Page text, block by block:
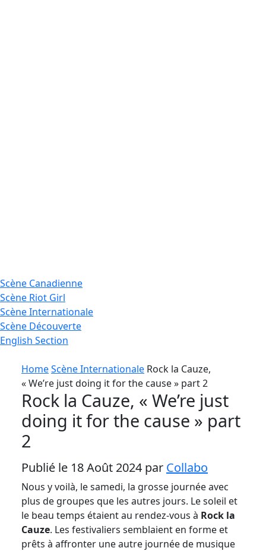
Scène Canadienne
Scène Riot Girl
ScèneInternationale
Scène Découverte
English Section
HomeScène Internationale Rock la Cauze,
« We’re just doing it for the cause » part 2
Rock la Cauze, « We’re just
doing it for the cause » part
2
Publié le 18 Août 2024 par Collabo
Nous y voilà, le samedi, la grosse journée avec
plus de groupes que les autres jours. Le soleil et
le beau temps étaient au rendez-vous à Rock la
Cauze. Les festivaliers semblaient en forme et
prêts à affronter une autre journée de musique